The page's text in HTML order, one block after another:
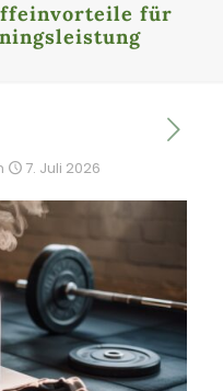
für
7. Juli 2026